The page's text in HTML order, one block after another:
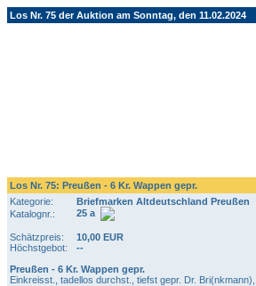
Los Nr. 75 der Auktion am Sonntag, den 11.02.2024
Los Nr. 75: Preußen - 6 Kr. Wappen gepr.
Kategorie:
Briefmarken Altdeutschland Preußen
Katalognr.:
25 a
Schätzpreis:
10,00 EUR
Höchstgebot:
--
Preußen - 6 Kr. Wappen gepr.
Einkreisst., tadellos durchst., tiefst gepr. Dr.